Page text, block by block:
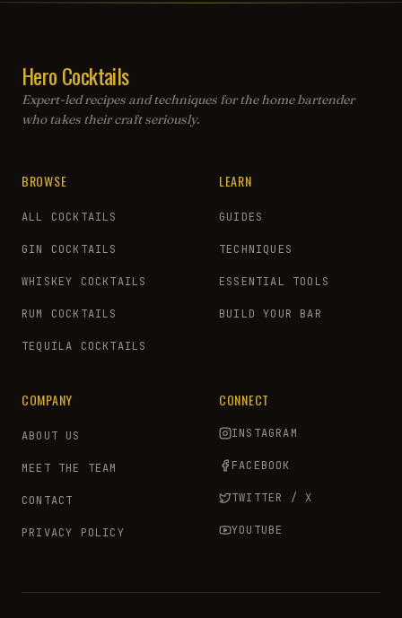
Hero Cocktails
Expert-led recipes and techniques for the home bartender
who takes their craft seriously.
BROWSE
ALL COCKTAILS
GIN COCKTAILS
WHISKEY COCKTAILS
RUM COCKTAILS
TEQUILA COCKTAILS
LEARN
GUIDES
TECHNIQUES
ESSENTIAL TOOLS
BUILD YOUR BAR
COMPANY
ABOUT US
MEET THE TEAM
CONTACT
PRIVACY POLICY
CONNECT
INSTAGRAM
FACEBOOK
TWITTER / X
YOUTUBE